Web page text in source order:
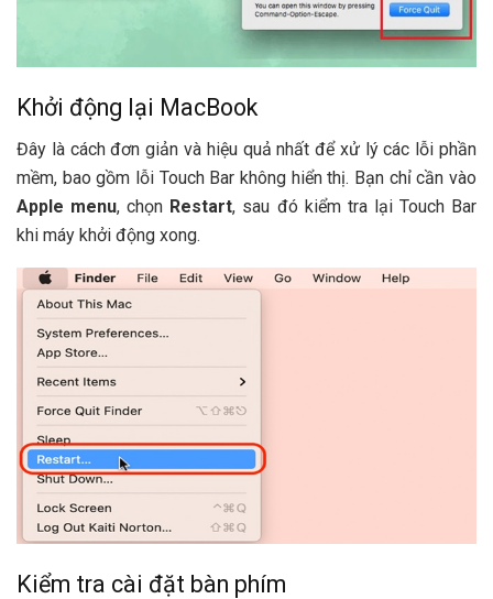
Khởi động lại MacBook
Đây là cách đơn giản và hiệu quả nhất để xử lý các lỗi phần
mềm, bao gồm lỗi Touch Bar không hiển thị. Bạn chỉ cần vào
Apple menu, chọn Restart, sau đó kiểm tra lại Touch Bar
khi máy khởi động xong.
Kiểm tra cài đặt bàn phím